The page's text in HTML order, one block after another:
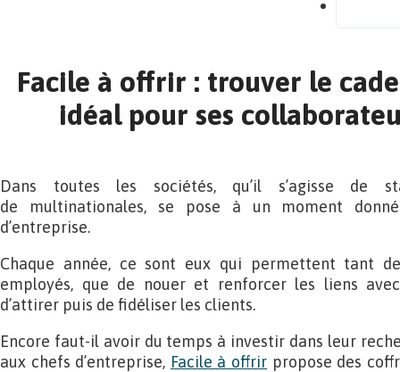
Facile à offrir : trouver le
idéal pour ses
Dans toutes les sociétés, qu’il s’agisse de
de multinationales, se pose à un moment
d’entreprise.
Chaque année, ce sont eux qui permettent tant
employés, que de nouer et renforcer les liens
d’attirer puis de fidéliser les clients.
Encore faut-il avoir du temps à investir dans leur
aux chefs d’entreprise, Facile à offrir propose des